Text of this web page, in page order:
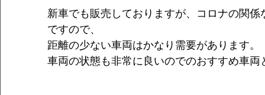
新車でも販売しておりますが、コロナの関
ですので、
距離の少ない車両はかなり需要があります。
車両の状態も非常に良いのでのおすすめ車両